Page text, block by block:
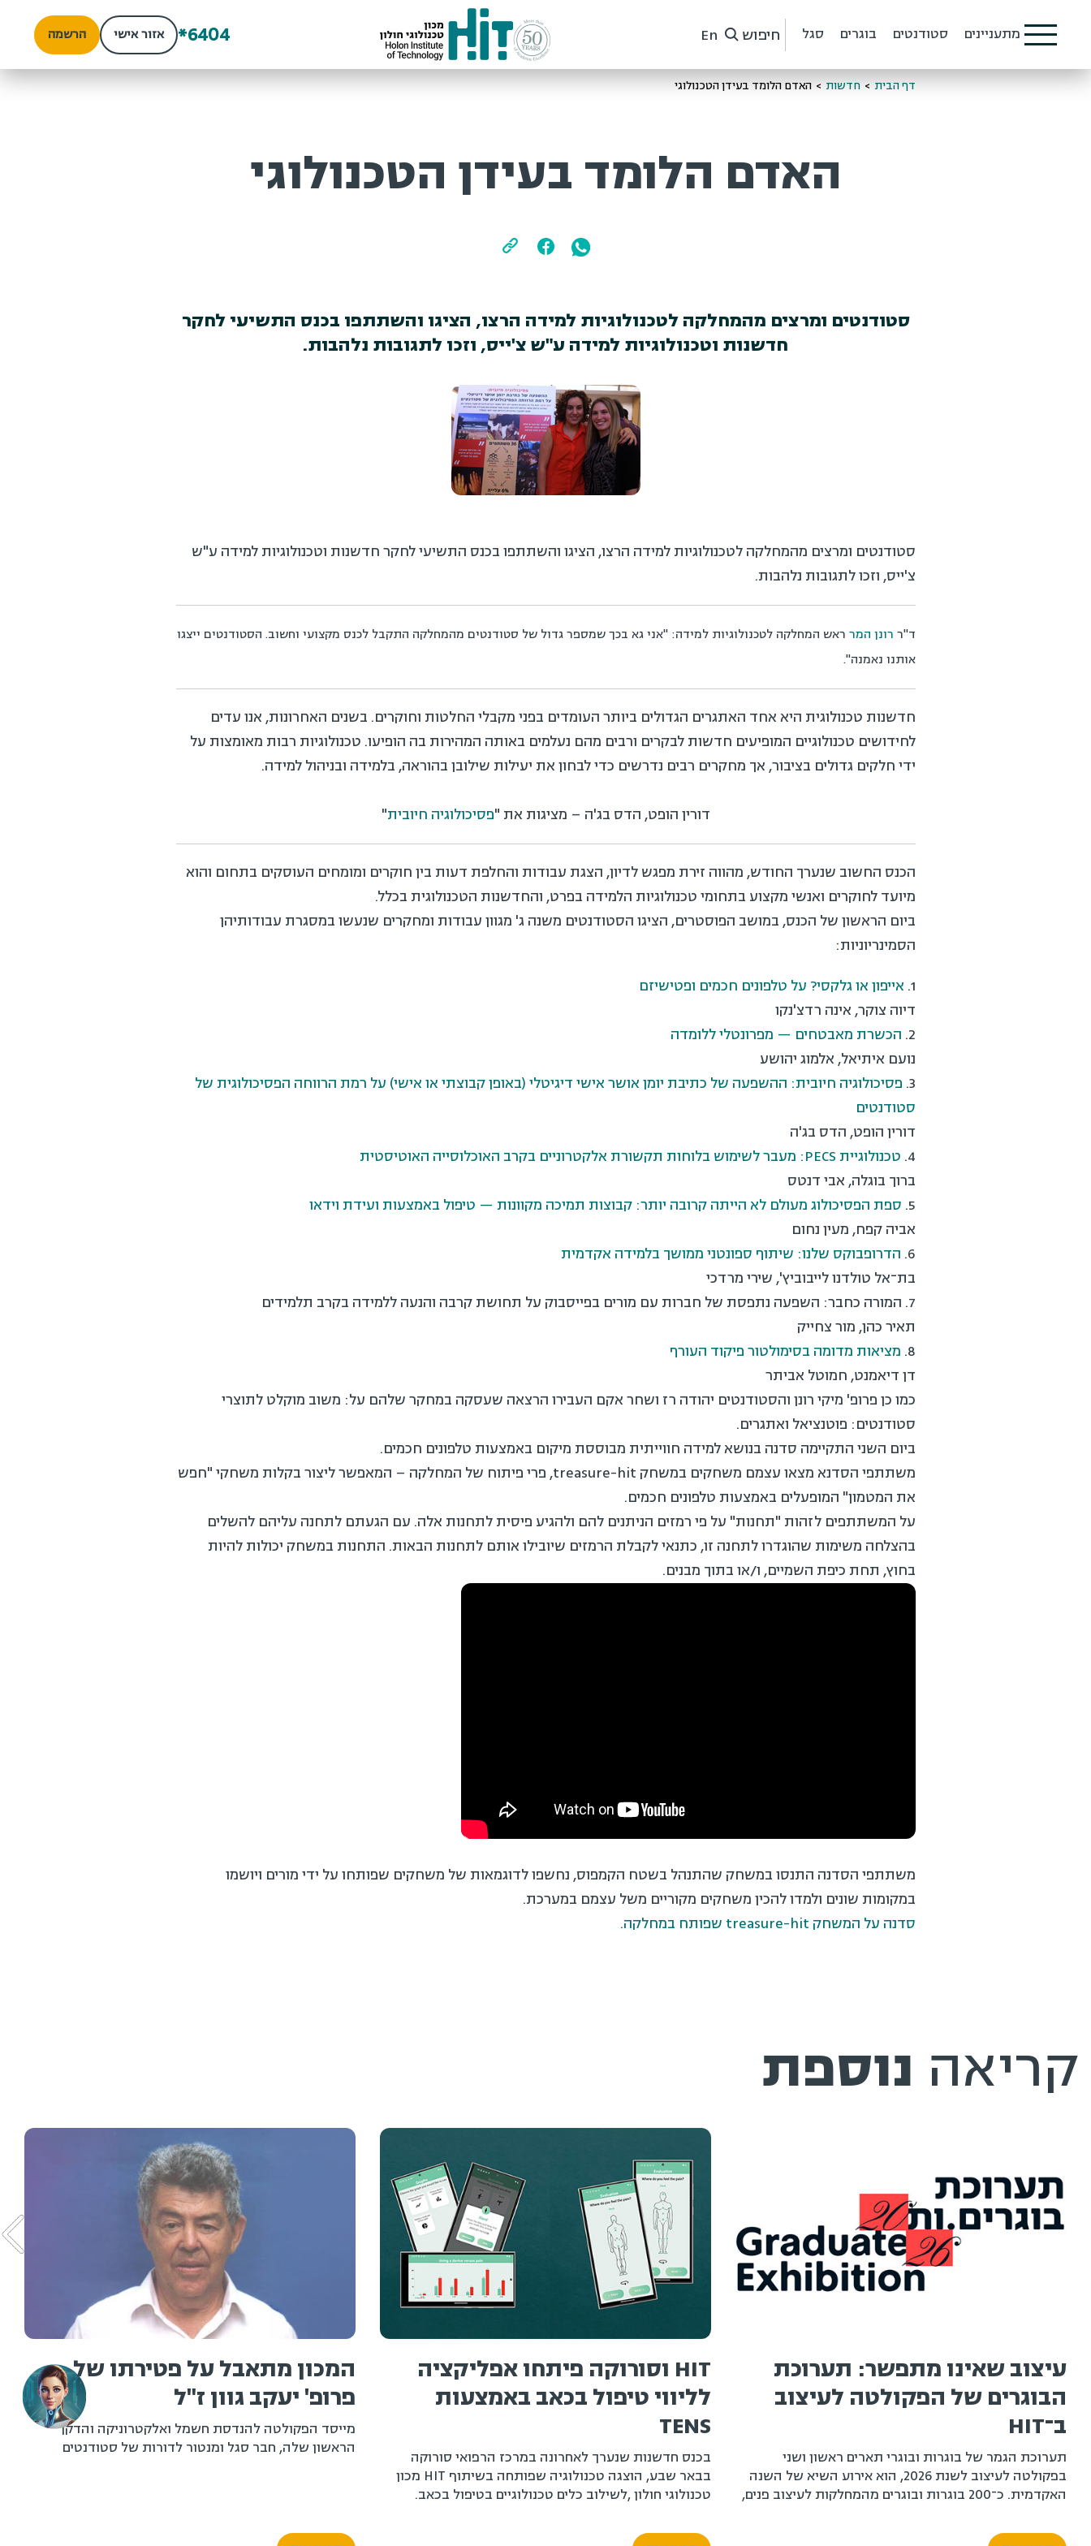
מתעניינים סטודנטים בוגרים סגל חיפוש En
*6404 אזור אישי הרשמה
דף הבית > חדשות > האדם הלומד בעידן הטכנולוגי
האדם הלומד בעידן הטכנולוגי
סטודנטים ומרצים מהמחלקה לטכנולוגיות למידה הרצו, הציגו והשתתפו בכנס התשיעי לחקר
חדשנות וטכנולוגיות למידה ע"ש צ'ייס, וזכו לתגובות נלהבות.
סטודנטים ומרצים מהמחלקה לטכנולוגיות למידה הרצו, הציגו והשתתפו בכנס התשיעי לחקר חדשנות וטכנולוגיות למידה ע"ש
צ'ייס, וזכו לתגובות נלהבות.
ד"ר רונן המר ראש המחלקה לטכנולוגיות למידה: "אני גא בכך שמספר גדול של סטודנטים מהמחלקה התקבל לכנס מקצועי וחשוב. הסטודנטים ייצגו
אותנו נאמנה".
חדשנות טכנולוגית היא אחד האתגרים הגדולים ביותר העומדים בפני מקבלי החלטות וחוקרים. בשנים האחרונות, אנו עדים
לחידושים טכנולוגיים המופיעים חדשות לבקרים ורבים מהם נעלמים באותה המהירות בה הופיעו. טכנולוגיות רבות מאומצות על
ידי חלקים גדולים בציבור, אך מחקרים רבים נדרשים כדי לבחון את יעילות שילובן בהוראה, בלמידה ובניהול למידה.
דורין הופט, הדס בג'ה – מציגות את "פסיכולוגיה חיובית"
הכנס החשוב שנערך החודש, מהווה זירת מפגש לדיון, הצגת עבודות והחלפת דעות בין חוקרים ומומחים העוסקים בתחום והוא
מיועד לחוקרים ואנשי מקצוע בתחומי טכנולוגיות הלמידה בפרט, והחדשנות הטכנולוגית בכלל.
ביום הראשון של הכנס, במושב הפוסטרים, הציגו הסטודנטים משנה ג' מגוון עבודות ומחקרים שנעשו במסגרת עבודותיהן
הסמינריוניות:
1. אייפון או גלקסי? על טלפונים חכמים ופטישיזם
דיוה צוקר, אינה רדצ'נקו
2. הכשרת מאבטחים — מפרונטלי ללומדה
נועם איתיאל, אלמוג יהושע
3. פסיכולוגיה חיובית: ההשפעה של כתיבת יומן אושר אישי דיגיטלי (באופן קבוצתי או אישי) על רמת הרווחה הפסיכולוגית של
סטודנטים
דורין הופט, הדס בג'ה
4. טכנולוגיית PECS: מעבר לשימוש בלוחות תקשורת אלקטרוניים בקרב האוכלוסייה האוטיסטית
ברוך בוגלה, אבי דנטס
5. ספת הפסיכולוג מעולם לא הייתה קרובה יותר: קבוצות תמיכה מקוונות — טיפול באמצעות ועידת וידאו
אביה קפח, מעין נחום
6. הדרופבוקס שלנו: שיתוף ספונטני ממושך בלמידה אקדמית
בת־אל טולדנו לייבוביץ', שירי מרדכי
7. המורה כחבר: השפעה נתפסת של חברות עם מורים בפייסבוק על תחושת קרבה והנעה ללמידה בקרב תלמידים
תאיר כהן, מור צחייק
8. מציאות מדומה בסימולטור פיקוד העורף
דן דיאמנט, חמוטל אביתר
כמו כן פרופ' מיקי רונן והסטודנטים יהודה רז ושחר אקם העבירו הרצאה שעסקה במחקר שלהם על: משוב מוקלט לתוצרי
סטודנטים: פוטנציאל ואתגרים.
ביום השני התקיימה סדנה בנושא למידה חווייתית מבוססת מיקום באמצעות טלפונים חכמים.
משתתפי הסדנא מצאו עצמם משחקים במשחק treasure-hit, פרי פיתוח של המחלקה – המאפשר ליצור בקלות משחקי "חפש
את המטמון" המופעלים באמצעות טלפונים חכמים.
על המשתתפים לזהות "תחנות" על פי רמזים הניתנים להם ולהגיע פיסית לתחנות אלה. עם הגעתם לתחנה עליהם להשלים
בהצלחה משימות שהוגדרו לתחנה זו, כתנאי לקבלת הרמזים שיובילו אותם לתחנות הבאות. התחנות במשחק יכולות להיות
בחוץ, תחת כיפת השמיים, ו/או בתוך מבנים.
משתתפי הסדנה התנסו במשחק שהתנהל בשטח הקמפוס, נחשפו לדוגמאות של משחקים שפותחו על ידי מורים ויושמו
במקומות שונים ולמדו להכין משחקים מקוריים משל עצמם במערכת.
סדנה על המשחק treasure-hit שפותח במחלקה.
קריאה נוספת
עיצוב שאינו מתפשר: תערוכת
הבוגרים של הפקולטה לעיצוב
ב־HIT
תערוכת הגמר של בוגרות ובוגרי תארים ראשון ושני
בפקולטה לעיצוב לשנת 2026, הוא אירוע השיא של השנה
האקדמית. כ־200 בוגרות ובוגרים מהמחלקות לעיצוב פנים,
התואר השני בעיצוב לסביבה טכנולוגית, יציגו את פרויקטי
HIT וסורוקה פיתחו אפליקציה
לליווי טיפול בכאב באמצעות
TENS
בכנס חדשנות שנערך לאחרונה במרכז הרפואי סורוקה
בבאר שבע, הוצגה טכנולוגיה שפותחה בשיתוף HIT מכון
טכנולוגי חולון ,לשילוב כלים טכנולוגיים בטיפול בכאב.
המכון מתאבל על פטירתו של
פרופ' יעקב גוון ז"ל
מייסד הפקולטה להנדסת חשמל ואלקטרוניקה והדקן
הראשון שלה, חבר סגל ומנטור לדורות של סטודנטים